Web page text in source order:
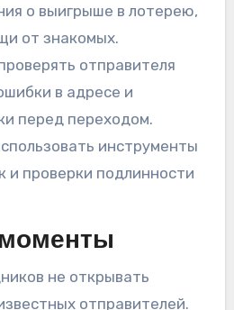
о выигрыше в лотерею,
от знакомых.
отправителя
в адресе и
перед переходом.
инструменты
и проверки подлинности
не открывать
отправителей.